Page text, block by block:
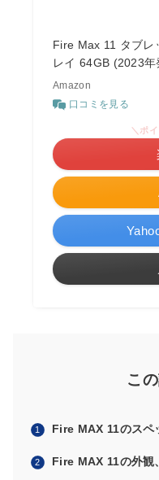
Fire Max 11 タブレ
レイ 64GB (2023年
Amazon
口コミを見る
＼ポ
こ
Fire MAX 11のスペ
Fire MAX 11の外観